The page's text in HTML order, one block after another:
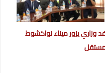
وزاري يزور ميناء نواكشوط